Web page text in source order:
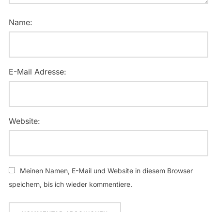
Name:
E-Mail Adresse:
Website:
Meinen Namen, E-Mail und Website in diesem Browser
speichern, bis ich wieder kommentiere.